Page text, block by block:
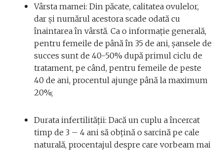
Vârsta mamei: Din păcate, calitatea ovulelor,
dar și numărul acestora scade odată cu
înaintarea în vârstă. Ca o informație generală,
pentru femeile de până în 35 de ani, șansele de
succes sunt de 40-50% după primul ciclu de
tratament, pe când, pentru femeile de peste
40 de ani, procentul ajunge până la maximum
20%;
Durata infertilității: Dacă un cuplu a încercat
timp de 3 – 4 ani să obțină o sarcină pe cale
naturală, procentajul despre care vorbeam mai